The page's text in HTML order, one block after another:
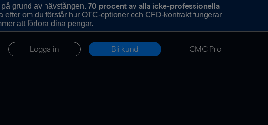
grund av hävstången. 70 procent av alla icke-professionella
efter om du förstår hur OTC-optioner och CFD-kontrakt fungerar
att förlora dina pengar.
Logga in Bli kund CMC Pro